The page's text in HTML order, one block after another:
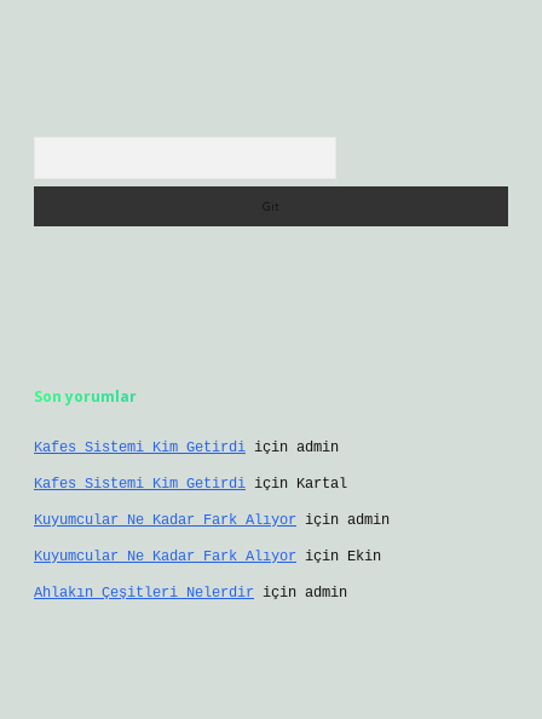
Son yorumlar
Kafes Sistemi Kim Getirdi için admin
Kafes Sistemi Kim Getirdi için Kartal
Kuyumcular Ne Kadar Fark Alıyor için admin
Kuyumcular Ne Kadar Fark Alıyor için Ekin
Ahlakın Çeşitleri Nelerdir için admin